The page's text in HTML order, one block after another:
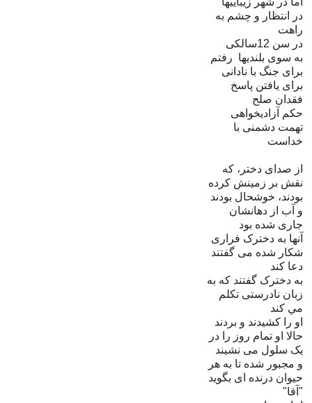
در انتظار و چشم به
راهت
در سن 12سالکی
به سوی بلندیها رفتم
برای جنگ با نادانی
برای یافتن پاسخ
فقدان صلح
حکم آزادیخواهی
تهمت دشمنی با
خداست
از صداى دختر، که
نقش بر زمينش کرده
بودند، خوشحال بودند
و آب از دهانشان
جارى شده بود
آنها به دخترک فرارى
شکار شده مى گفتند
دعا کند
به دخترک گفتند که به
زبان نادرستى تکلم
مي کند
او را کشيدند و بردند
حالا او تمام روز را در
يک سلول مى نشيند
و مجبور شده تا به هر
حيوان درنده اى بگويد
"آقا"‏